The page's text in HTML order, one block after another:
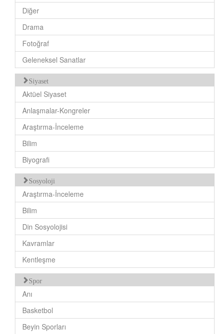
Diğer
Drama
Fotoğraf
Geleneksel Sanatlar
Siyaset
Aktüel Siyaset
Anlaşmalar-Kongreler
Araştırma-İnceleme
Bilim
Biyografi
Sosyoloji
Araştırma-İnceleme
Bilim
Din Sosyolojisi
Kavramlar
Kentleşme
Spor
Anı
Basketbol
Beyin Sporları